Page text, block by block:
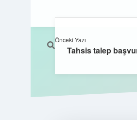
Önceki Yazı
Tahsis talep